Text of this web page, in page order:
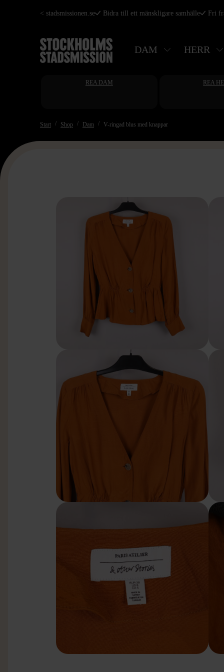
Hoppa
huvudinnehåll
< stadsmissionen.se Bidra till ett mänskligare samhälle Fri
DAM HERR
REA DAM REA
Start Shop Dam V-ringad blus med knappar